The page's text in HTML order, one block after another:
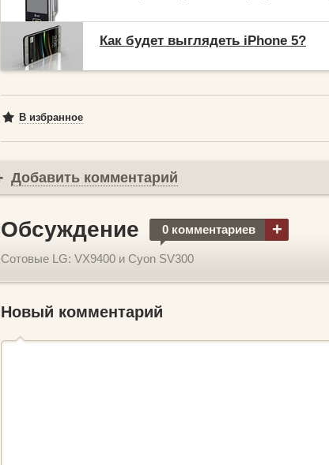
Как будет выглядеть iPhone 5?
В избранное
Добавить комментарий
Обсуждение 0 комментариев +
Сотовые LG: VX9400 и Cyon SV300
Новый комментарий